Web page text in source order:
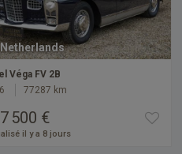
Véga FV 2B
77287 km
500 €
il y a 8 jours